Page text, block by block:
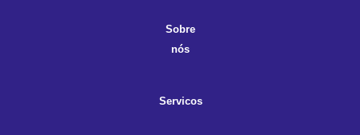
Sobre
nós
Servicos